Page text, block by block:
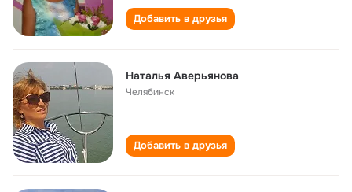
Добавить в друзья
Наталья Аверьянова
Челябинск
Добавить в друзья